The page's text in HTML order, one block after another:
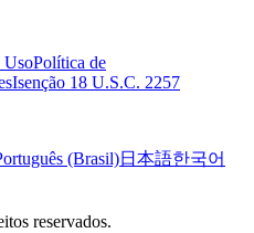
UsoPolítica de
Isenção 18 U.S.C. 2257
(Brasil)日本語한국어
reservados.